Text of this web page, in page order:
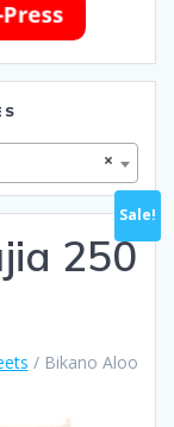
×
250
/ Bikano Aloo
Sale!